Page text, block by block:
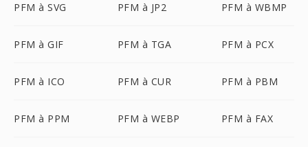
PFM à SVG PFM à JP2 PFM à WBMP
PFM à GIF PFM à TGA PFM à PCX
PFM à ICO PFM à CUR PFM à PBM
PFM à PPM PFM à WEBP PFM à FAX